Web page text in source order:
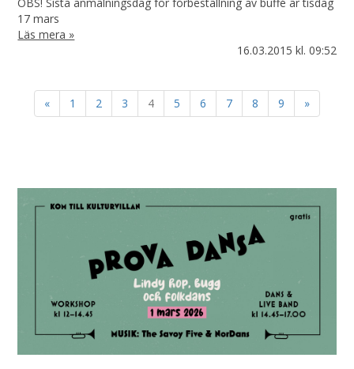
17 mars
Läs mera »
16.03.2015 kl. 09:52
« 1 2 3 4 5 6 7 8 9 »